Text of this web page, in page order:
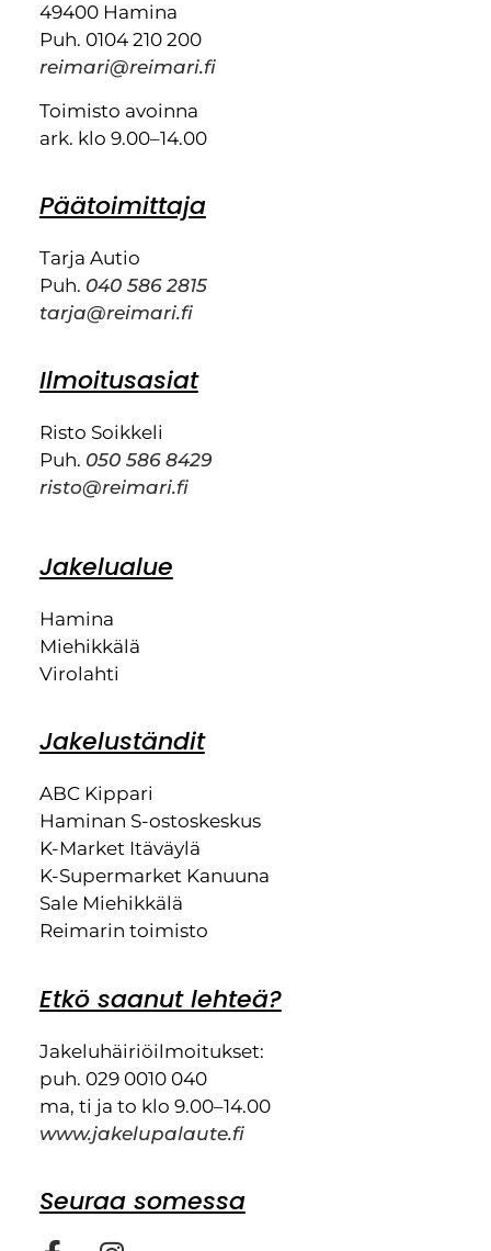
49400 Hamina
Puh. 0104 210 200
reimari@reimari.fi
Toimisto avoinna
ark. klo 9.00–14.00
Päätoimittaja
Tarja Autio
Puh. 040 586 2815
tarja@reimari.fi
Ilmoitusasiat
Risto Soikkeli
Puh. 050 586 8429
risto@reimari.fi
Jakelualue
Hamina
Miehikkälä
Virolahti
Jakeluständit
ABC Kippari
Haminan S-ostoskeskus
K-Market Itäväylä
K-Supermarket Kanuuna
Sale Miehikkälä
Reimarin toimisto
Etkö saanut lehteä?
Jakeluhäiriöilmoitukset:
puh. 029 0010 040
ma, ti ja to klo 9.00–14.00
www.jakelupalaute.fi
Seuraa somessa